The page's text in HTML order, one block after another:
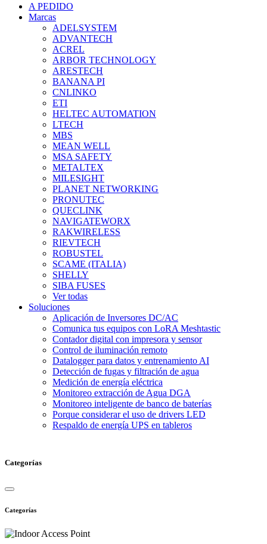
A PEDIDO
Marcas
ADELSYSTEM
ADVANTECH
ACREL
ARBOR TECHNOLOGY
ARESTECH
BANANA PI
CNLINKO
ETI
HELTEC AUTOMATION
LTECH
MBS
MEAN WELL
MSA SAFETY
METALTEX
MILESIGHT
PLANET NETWORKING
PRONUTEC
QUECLINK
NAVIGATEWORX
RAKWIRELESS
RIEVTECH
ROBUSTEL
SCAME (ITALIA)
SHELLY
SIBA FUSES
Ver todas
Soluciones
Aplicación de Inversores DC/AC
Comunica tus equipos con LoRA Meshtastic
Contador digital con impresora y sensor
Control de iluminación remoto
Datalogger para datos y entrenamiento AI
Detección de fugas y filtración de agua
Medición de energía eléctrica
Monitoreo extracción de Agua DGA
Monitoreo inteligente de banco de baterías
Porque considerar el uso de drivers LED
Respaldo de energía UPS en tableros
Categorías
Categorías